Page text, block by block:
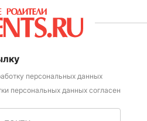
персональных данных
персональных данных согласен